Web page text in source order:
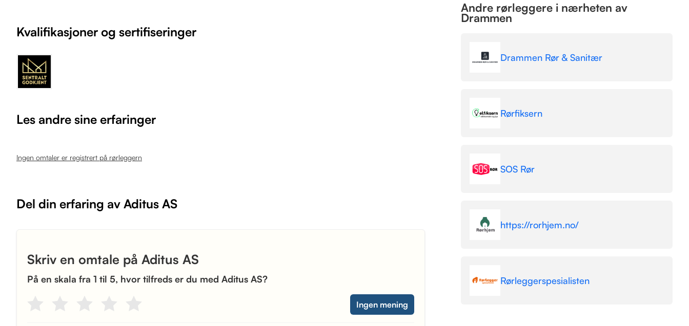
Kvalifikasjoner og sertifiseringer
Les andre sine erfaringer
Ingen omtaler er registrert på rørleggern
Del din erfaring av Aditus AS
Skriv en omtale på Aditus AS
På en skala fra 1 til 5, hvor tilfreds er du med Aditus AS?
Ingen mening
Andre rørleggere i nærheten av
Drammen
Drammen Rør & Sanitær
Rørfiksern
SOS Rør
https://rorhjem.no/
Rørleggerspesialisten